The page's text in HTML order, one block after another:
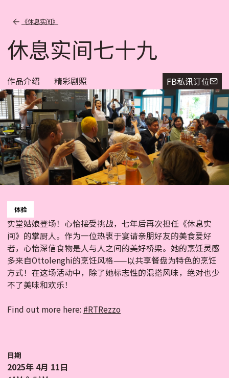
《休息实间》
休息实间七十九
作品介绍 精彩剧照 FB私讯订位
体验
实堂姑娘登场！心怡接受挑战，七年后再次担任《休息实
间》的掌厨人。作为一位热衷于宴请亲朋好友的美食爱好
者，心怡深信食物是人与人之间的美好桥梁。她的烹饪灵感
多来自Ottolenghi的烹饪风格——以共享餐盘为特色的烹饪
方式！在这场活动中，除了她标志性的混搭风味，绝对也少
不了美味和欢乐！
Find out more here: #RTRezzo
日期
2025年 4月 11日